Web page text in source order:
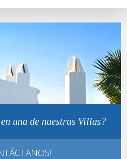
una de nuestras Villas?